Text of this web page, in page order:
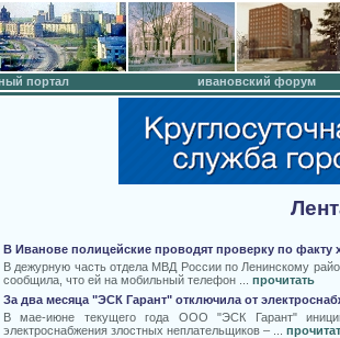
портал
ивановский форум
В Иванове полицейские проводят проверку по факту
В дежурную часть отдела МВД России по Ленинскому
сообщила, что ей на мобильный телефон ... прочитать
За два месяца "ЭСК Гарант" отключила от
В мае-июне текущего года ООО "ЭСК Гарант"
электроснабжения злостных неплательщиков – ...